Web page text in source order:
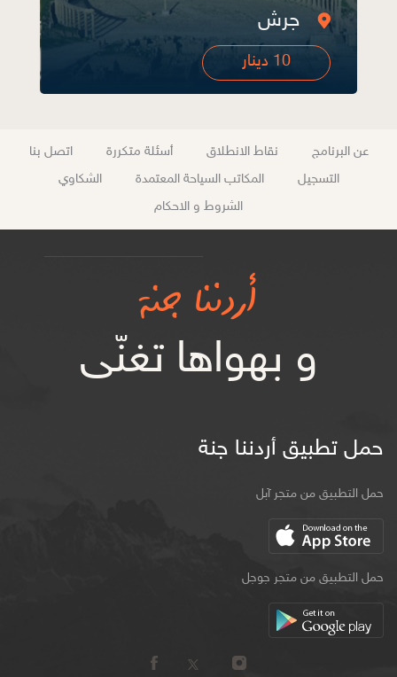
أم قيس
عن البرنامج نقاط الانطلاق أسئلة متكررة
اتصل بنا
التسجيل
المكاتب السياحة المعتمدة
الشكاوي
الشروط و الاحكام
أردننا جنة
و بهواها تغنّى
حمل تطبيق أردننا جنة
حمل التطبيق من متجر آبل
حمل التطبيق من متجر جوجل